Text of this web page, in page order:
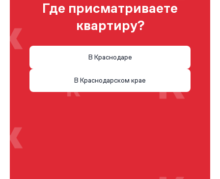
Где присматриваете
квартиру?
В Краснодаре
В Краснодарском крае